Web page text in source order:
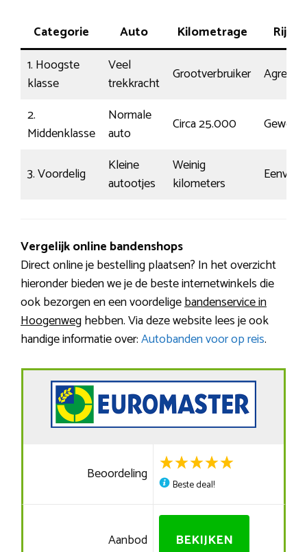
Categorie Auto Kilometrage
Rijstijl
1. Hoogste
klasse
Veel
trekkracht
Grootverbruiker
2.
Middenklasse
Normale
auto
Circa 25.000 Gewoon
3. Voordelig
Kleine
autootjes
Weinig
kilometers
Vergelijk online bandenshops
Direct online je bestelling plaatsen? In het overzicht
hieronder bieden we je de beste internetwinkels die
ook bezorgen en een voordeligebandenservice in
Hoogenweghebben. Via deze website lees je ook
handige informatie over:Autobanden voor op reis.
Beoordeling
Beste deal!
Aanbod BEKIJKEN